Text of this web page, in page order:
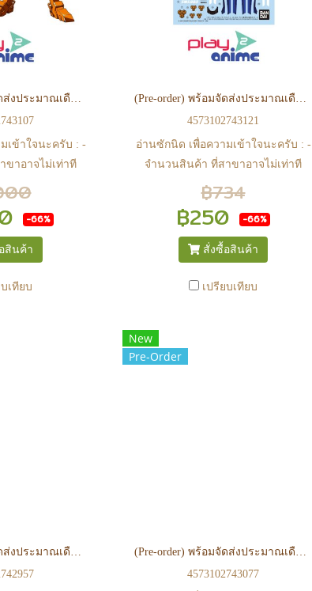
(Pre-order) พร้อมจัดส่งประมาณเดือน 09 ปี 2026 30MF Yoroi-Shinden Samurai Troopers Yamato of the Wilderness
เข้าใจนะครับ : -
ขาอาจไม่เท่าที
า เนื่องจากสินค้า
ลอดเวลา หาก
มารถ ตรวจสอบ
หรือ
play2anime
Account
นรุ่งขึ้น (ยกเว้น
ละวันหยุดนักขัต
-66%
สินค้า
เทียบ
(Pre-order) พร้อมจัดส่งประมาณเดือน 09 ปี 2026 HG 1/100 VF-25G MESSIAH VALKYRIE MICHAEL CUSTOM WATER DECALS
4573102743121
อ่านซักนิด เพื่อความเข้าใจนะครับ : -
จำนวนสินค้า ที่สาขาอาจไม่เท่าที
หน้า web ในบางเวลา เนื่องจากสินค้า
มีการเคลือนไหวตลอดเวลา หาก
สนใจซื้อที่สาขา สามารถ ตรวจสอบ
ได้ที่ 0815502600 หรือ
https://www.facebook.com/play2anime
หรือ Line Official Account
สินค้าจะถูกจัดส่งในวันรุ่งขึ้น (ยกเว้น
วันเสาร์ วันอาทิตย์ และวันหยุดนักขัต
฿734
฿250 -66%
สั่งซื้อสินค้า
เปรียบเทียบ
(Pre-order) พร้อมจัดส่งประมาณเดือน 09 ปี 2026 Pokémon PLAMO COLLECTION QUICK!! 29 Chimchar
New
Pre-Order
(Pre-order) พร้อมจัดส่งประมาณเดือน 09 ปี 2026 30MS OPTION BODY PARTS SIGMA SISTERS PARADOX 2 ［COLOR C］
4573102743077